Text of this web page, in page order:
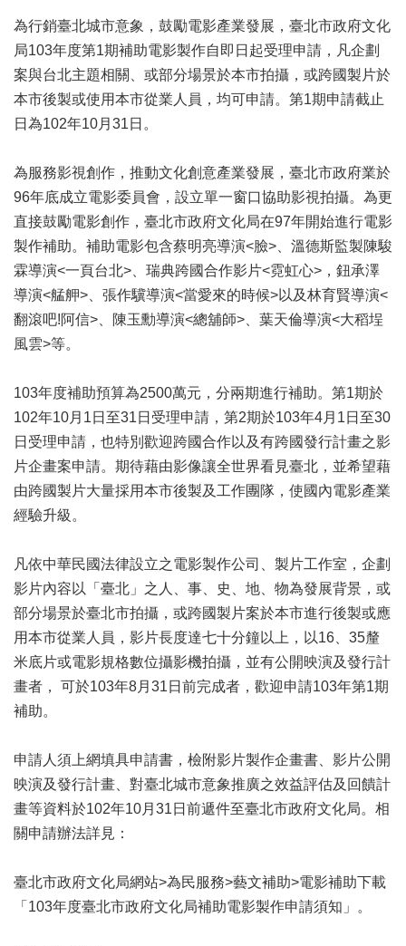
項
目
臺
北
藝
間
歷
年
文
化
節
慶
廉
專
珍
貴
文
化
資
助/
申
請
案
件
政
開
資
訊
聯
資
訊
為行銷臺北城市意象，鼓勵電影產業發展，臺北市政府文化
局103年度第1期補助電影製作自即日起受理申請，凡企劃
案與台北主題相關、或部分場景於本市拍攝，或跨國製片於
本市後製或使用本市從業人員，均可申請。第1期申請截止
日為102年10月31日。
為服務影視創作，推動文化創意產業發展，臺北市政府業於
96年底成立電影委員會，設立單一窗口協助影視拍攝。為更
直接鼓勵電影創作，臺北市政府文化局在97年開始進行電影
製作補助。補助電影包含蔡明亮導演<臉>、溫德斯監製陳駿
霖導演<一頁台北>、瑞典跨國合作影片<霓虹心>，鈕承澤
導演<艋舺>、張作驥導演<當愛來的時候>以及林育賢導演<
翻滾吧!阿信>、陳玉勳導演<總舖師>、葉天倫導演<大稻埕
風雲>等。
103年度補助預算為2500萬元，分兩期進行補助。第1期於
102年10月1日至31日受理申請，第2期於103年4月1日至30
日受理申請，也特別歡迎跨國合作以及有跨國發行計畫之影
片企畫案申請。期待藉由影像讓全世界看見臺北，並希望藉
由跨國製片大量採用本市後製及工作團隊，使國內電影產業
經驗升級。
凡依中華民國法律設立之電影製作公司、製片工作室，企劃
影片內容以「臺北」之人、事、史、地、物為發展背景，或
部分場景於臺北市拍攝，或跨國製片案於本市進行後製或應
用本市從業人員，影片長度達七十分鐘以上，以16、35釐
米底片或電影規格數位攝影機拍攝，並有公開映演及發行計
畫者， 可於103年8月31日前完成者，歡迎申請103年第1期
補助。
申請人須上網填具申請書，檢附影片製作企畫書、影片公開
映演及發行計畫、對臺北城市意象推廣之效益評估及回饋計
畫等資料於102年10月31日前遞件至臺北市政府文化局。相
關申請辦法詳見：
臺北市政府文化局網站>為民服務>藝文補助>電影補助下載
「103年度臺北市政府文化局補助電影製作申請須知」。